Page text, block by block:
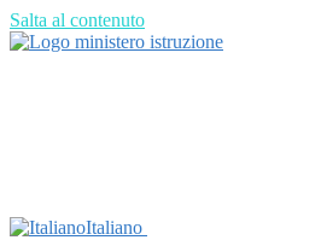
Salta al contenuto
Italiano